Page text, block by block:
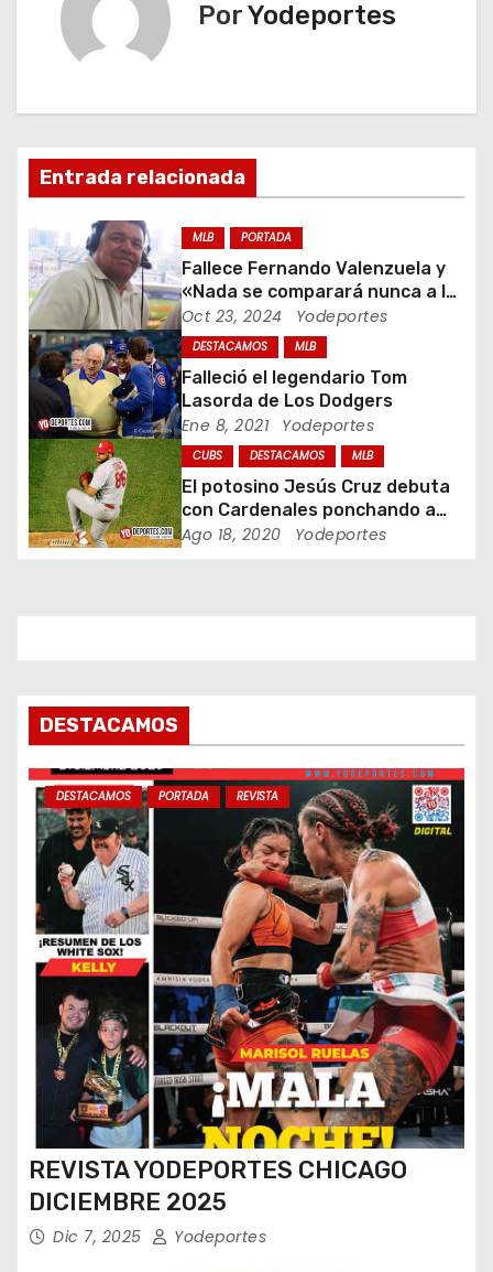
c
i
ó
n
d
e
e
n
t
a
s
PorYodeportes
Entrada relacionada
MLB PORTADA
Fallece Fernando Valenzuela y
«Nada se comparará nunca a la
Fernandomania» dijo Jaime
Jarrin
Oct 23, 2024 Yodeportes
DESTACAMOS MLB
Falleció el legendario Tom
Lasorda de Los Dodgers
Ene 8, 2021 Yodeportes
CUBS DESTACAMOS MLB
El potosino Jesús Cruz debuta
con Cardenales ponchando a
Schwarber con las bases llenas
Ago 18, 2020 Yodeportes
DESTACAMOS
DESTACAMOS PORTADA REVISTA
REVISTA YODEPORTES CHICAGO
DICIEMBRE 2025
Dic 7, 2025 Yodeportes